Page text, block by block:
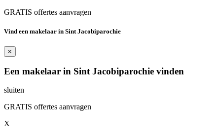
GRATIS offertes aanvragen
Vind een makelaar in Sint Jacobiparochie
×
Een makelaar in Sint Jacobiparochie vinden
sluiten
GRATIS offertes aanvragen
X